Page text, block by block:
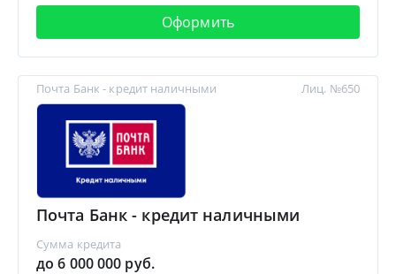
Оформить
Почта Банк - кредит наличными
Почта Банк - кредит наличными
Сумма кредита
до 6 000 000 руб.
Лиц. №650